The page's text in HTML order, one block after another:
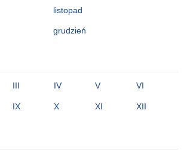
listopad
grudzień
III IV V VI
IX X XI XII